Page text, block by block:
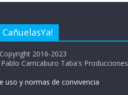
2016-2023
Pablo Carricaburo Taba's Producciones
uso y normas de convivencia